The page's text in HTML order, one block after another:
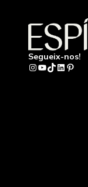
Segueix-nos!
Instagram
YouTube
TikTok
LinkedIn